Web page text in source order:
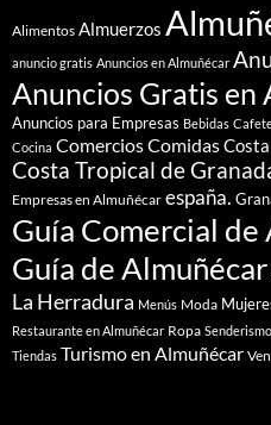
Alimentos Almuerzos
anuncio gratis Anuncios en Almuñécar
Anuncios Gratis en
Anuncios para Empresas Bebidas
Cocina ComerciosComidas
Costa Tropical de
Empresas en Almuñécar españa.
Guía Comercial de
Guía de Almuñécar
La Herradura Menús Moda
Restaurante en Almuñécar Ropa Senderismo
Tiendas Turismo en Almuñécar